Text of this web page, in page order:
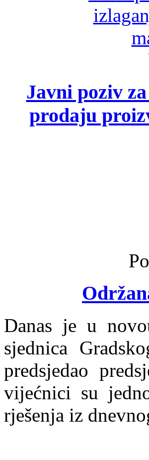
Javni poziv
prodaju
Danas je u
sjednica
predsjedao
vijećnici su
rješenja iz